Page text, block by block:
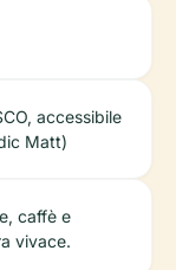
accessibile
Matt)
caffè e
vivace.